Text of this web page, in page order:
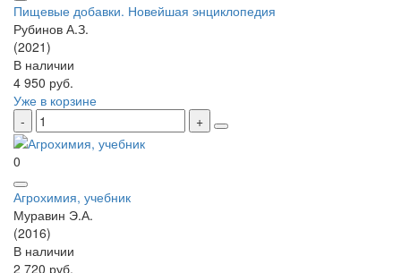
Пищевые добавки. Новейшая энциклопедия
Рубинов А.З.
(2021)
В наличии
4 950 руб.
Уже в корзине
0
Агрохимия, учебник
Муравин Э.А.
(2016)
В наличии
2 720 руб.